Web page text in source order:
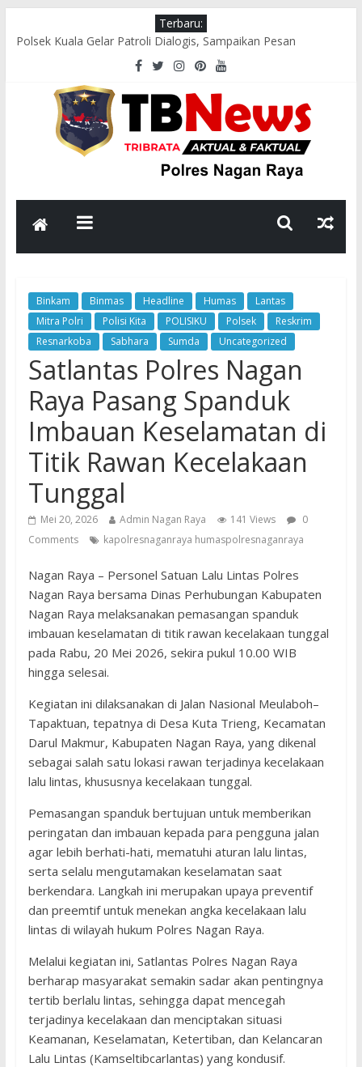
Terbaru:
Polsek Kuala Gelar Patroli Dialogis, Sampaikan Pesan
Kamtibmas kepada Masyarakat
Polres Nagan Raya Gelar Olahraga Bersama dan Beladiri Polri
untuk Tingkatkan Kebugaran Personel
Wakapolres Nagan Raya Himbau Seluruh Personel Tingkatkan
Disiplin dan Profesionalisme
Polsek Seunagan Timur Polres Nagan Raya Gelar Patroli
Dialogis, Perkuat Sinergi dengan Masyarakat Jaga Kamtibmas
Satlantas Polres Nagan Raya Gelar Perkara Kecelakaan Lalu
Lintas, Pastikan Penanganan Sesuai Prosedur Hukum
Binkam Binmas Headline Humas
Lantas
Mitra Polri
Polisi Kita POLISIKU Polsek
Reskrim
Resnarkoba
Sabhara Sumda Uncategorized
Satlantas Polres Nagan
Raya Pasang Spanduk
Imbauan Keselamatan di
Titik Rawan Kecelakaan
Tunggal
Mei 20, 2026 Admin Nagan Raya 141 Views
0
Comments
kapolresnaganraya humaspolresnaganraya
Nagan Raya – Personel Satuan Lalu Lintas Polres
Nagan Raya bersama Dinas Perhubungan Kabupaten
Nagan Raya melaksanakan pemasangan spanduk
imbauan keselamatan di titik rawan kecelakaan tunggal
pada Rabu, 20 Mei 2026, sekira pukul 10.00 WIB
hingga selesai.
Kegiatan ini dilaksanakan di Jalan Nasional Meulaboh–
Tapaktuan, tepatnya di Desa Kuta Trieng, Kecamatan
Darul Makmur, Kabupaten Nagan Raya, yang dikenal
sebagai salah satu lokasi rawan terjadinya kecelakaan
lalu lintas, khususnya kecelakaan tunggal.
Pemasangan spanduk bertujuan untuk memberikan
peringatan dan imbauan kepada para pengguna jalan
agar lebih berhati-hati, mematuhi aturan lalu lintas,
serta selalu mengutamakan keselamatan saat
berkendara. Langkah ini merupakan upaya preventif
dan preemtif untuk menekan angka kecelakaan lalu
lintas di wilayah hukum Polres Nagan Raya.
Melalui kegiatan ini, Satlantas Polres Nagan Raya
berharap masyarakat semakin sadar akan pentingnya
tertib berlalu lintas, sehingga dapat mencegah
terjadinya kecelakaan dan menciptakan situasi
Keamanan, Keselamatan, Ketertiban, dan Kelancaran
Lalu Lintas (Kamseltibcarlantas) yang kondusif.